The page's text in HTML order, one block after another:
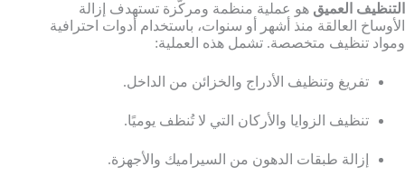
التنظيف العميق هو عملية منظمة ومركّزة تستهدف إزالة
الأوساخ العالقة منذ أشهر أو سنوات، باستخدام أدوات احترافية
ومواد تنظيف متخصصة. تشمل هذه العملية:
تفريغ وتنظيف الأدراج والخزائن من الداخل.
تنظيف الزوايا والأركان التي لا تُنظف يوميًا.
إزالة طبقات الدهون من السيراميك والأجهزة.